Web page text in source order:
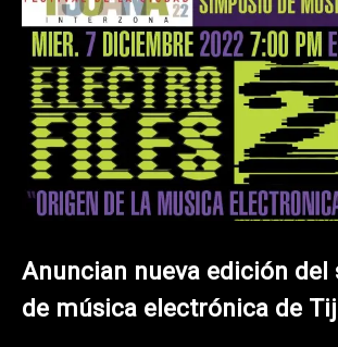
Anuncian nueva edición
de música electrónica de